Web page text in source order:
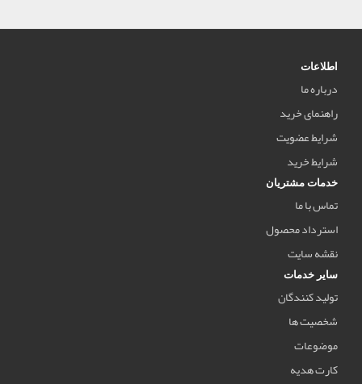
اطلاعات
درباره ما
راهنمای خرید
شرایط عضویت
شرایط خرید
خدمات مشتریان
تماس با ما
استرداد محصول
نقشه سایت
سایر خدمات
تولید کنندگان
شخصیت ها
موضوعات
کارت هدیه